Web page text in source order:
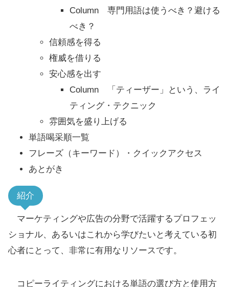
Column 専門用語は使うべき？避ける
べき？
信頼感を得る
権威を借りる
安心感を出す
Column 「ティーザー」という、ライ
ティング・テクニック
雰囲気を盛り上げる
単語喝采順一覧
フレーズ（キーワード）・クイックアクセス
あとがき
紹介
マーケティングや広告の分野で活躍するプロフェッ
ショナル、あるいはこれから学びたいと考えている初
心者にとって、非常に有用なリソースです。
コピーライティングにおける単語の選び方と使用方